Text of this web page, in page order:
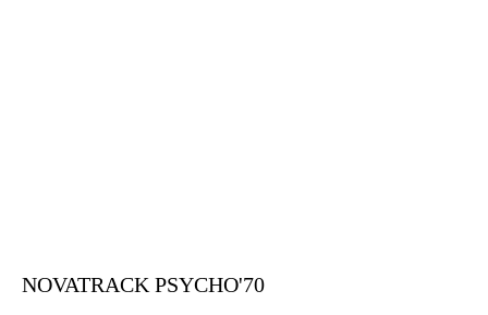
NOVATRACK PSYCHO'70